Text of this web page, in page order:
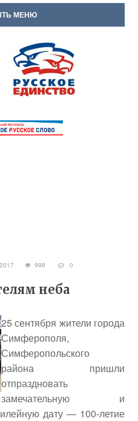
МЕНЮ
2017 999 0
неба
25 сентября жители города
Симферополя,
Симферопольского
района пришли
отпраздновать
замечательную и
дату — 100-летие